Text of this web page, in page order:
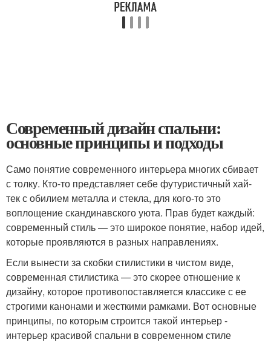
Современный дизайн спальни:
основные принципы и подходы
Само понятие современного интерьера многих сбивает
с толку. Кто-то представляет себе футуристичный хай-
тек с обилием металла и стекла, для кого-то это
воплощение скандинавского уюта. Прав будет каждый:
современный стиль — это широкое понятие, набор идей,
которые проявляются в разных направлениях.
Если вынести за скобки стилистики в чистом виде,
современная стилистика — это скорее отношение к
дизайну, которое противопоставляется классике с ее
строгими канонами и жесткими рамками. Вот основные
принципы, по которым строится такой интерьер -
интерьер красивой спальни в современном стиле